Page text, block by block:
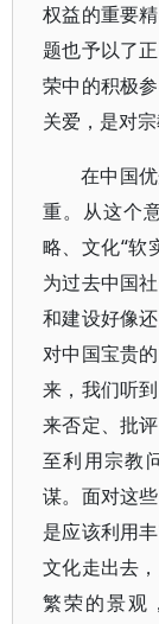
权益的重要
题也予以了
荣中的积极
关爱，是对
在中国
重。从这个
略、文化“软
为过去中国
和建设好像
对中国宝贵
来，我们听
来否定、批
至利用宗教
谋。面对这
是应该利用
文化走出去
繁荣的景观